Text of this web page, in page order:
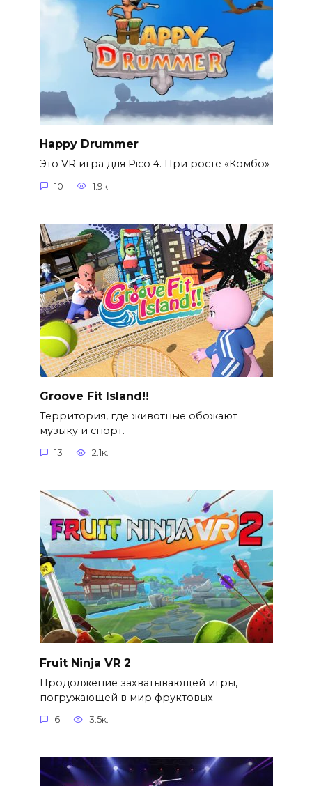
Happy Drummer
Это VR игра для Pico 4. При росте «Комбо»
10 1.9к.
Groove Fit Island!!
Территория, где животные обожают
музыку и спорт.
13 2.1к.
Fruit Ninja VR 2
Продолжение захватывающей игры,
погружающей в мир фруктовых
6 3.5к.